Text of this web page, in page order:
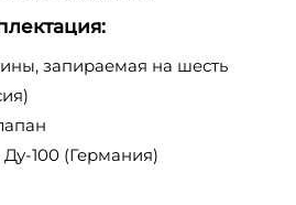
запираемая на шесть
100 (Германия)